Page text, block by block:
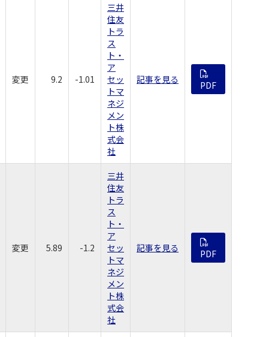
変更 9.2 -1.01
三井
住友
トラ
ス
ト・
ア
セッ
トマ
ネジ
メン
ト株
式会
社
記事を見る PDF
変更 5.89 -1.2
三井
住友
トラ
ス
ト・
ア
セッ
トマ
ネジ
メン
ト株
式会
社
記事を見る PDF